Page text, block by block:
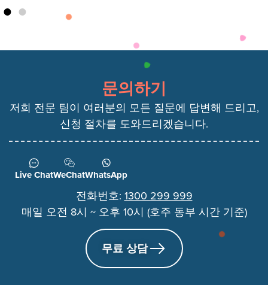
문의하기
저희 전문 팀이 여러분의 모든 질문에 답변해 드리고,
신청 절차를 도와드리겠습니다.
Live ChatWeChatWhatsApp
전화번호: 1300 299 999
매일 오전 8시 ~ 오후 10시 (호주 동부 시간 기준)
무료 상담